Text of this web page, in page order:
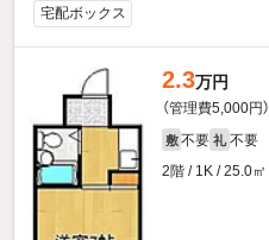
宅配ボックス
2.3万円
（管理費5,000円）
敷 不要 礼 不要
2階 / 1K / 25.0㎡